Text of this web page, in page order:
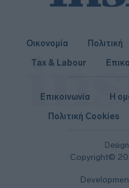
Οικονομία Πολιτική
Tax & Labour
Copyright©
Επικοινωνία Η
Πολιτική Cookies